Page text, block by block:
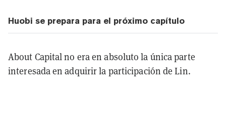
Huobi se prepara para el próximo capítulo
About Capital no era en absoluto la única parte
interesada en adquirir la participación de Lin.